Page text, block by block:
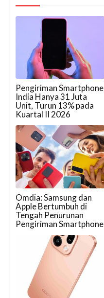
Pengiriman Smartphone
India Hanya 31 Juta
Unit, Turun 13% pada
Kuartal II 2026
Omdia: Samsung dan
Apple Bertumbuh di
Tengah Penurunan
Pengiriman Smartphone